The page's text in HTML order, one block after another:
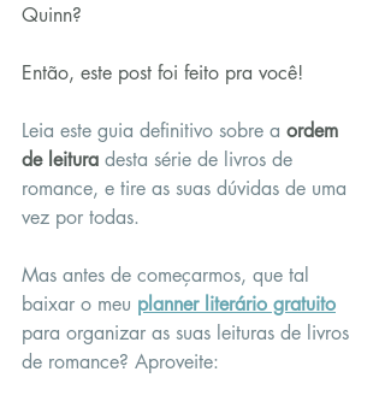
Quinn?
Então, este post foi feito pra você!
Leia este guia definitivo sobre a ordem
de leitura desta série de livros de
romance, e tire as suas dúvidas de uma
vez por todas.
Mas antes de começarmos, que tal
baixar o meu planner literário gratuito
para organizar as suas leituras de livros
de romance? Aproveite: